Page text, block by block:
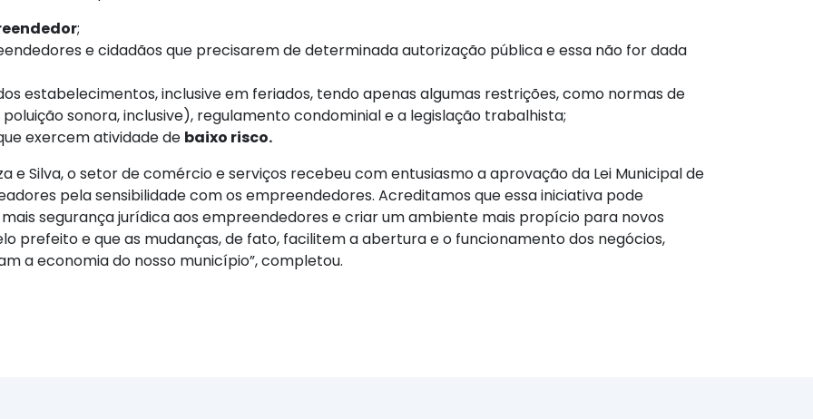
;
e cidadãos que precisarem de determinada autorização pública e essa não for dada
estabelecimentos, inclusive em feriados, tendo apenas algumas restrições, como normas de
sonora, inclusive), regulamento condominial e a legislação trabalhista;
exercem atividade de baixo risco.
e Silva, o setor de comércio e serviços recebeu com entusiasmo a aprovação da Lei Municipal de
pela sensibilidade com os empreendedores. Acreditamos que essa iniciativa pode
segurança jurídica aos empreendedores e criar um ambiente mais propício para novos
prefeito e que as mudanças, de fato, facilitem a abertura e o funcionamento dos negócios,
a economia do nosso município”, completou.